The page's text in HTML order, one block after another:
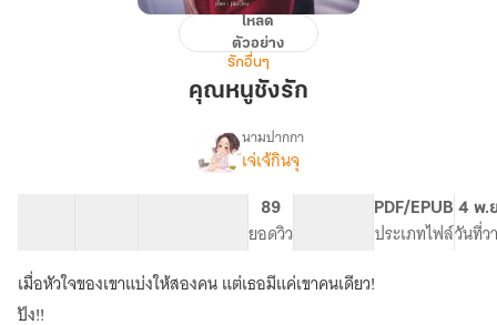
โหลด
ตัวอย่าง
รักอื่นๆ
คุณหนูชังรัก
เรื่อง
หนู
ชัง
รัก
นามปากกา
เจ่เจ้กินจุ
89
ยอดวิว
PDF/EPUB
ประเภทไฟล์
4 พ.
วันที่ว
เมื่อหัวใจของเขาแบ่งให้สองคน แต่เธอมีแค่เขาคนเดียว!
ปัง!!